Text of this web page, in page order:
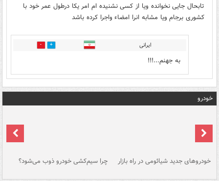
تابحال جايى نخوانده ويا از كسى نشنيده ام امر يكا درطول عمر خود با
كشورى برجام ويا مشابه انرا امضاء واجرا كرده باشد
ایرانی 0
به جهنم...!!!
خودرو
خودروهای جدید شیائومی در راه بازار چرا سیم‌کشی خودرو ذوب می‌شود؟